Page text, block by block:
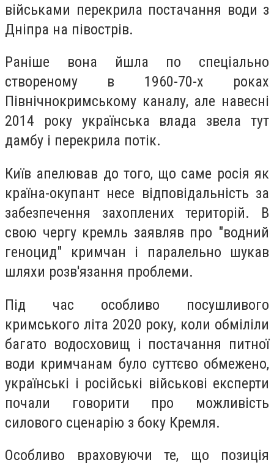
військами перекрила постачання води з
Дніпра на півострів.
Раніше вона йшла по спеціально
створеному в 1960-70-х роках
Північнокримському каналу, але навесні
2014 року українська влада звела тут
дамбу і перекрила потік.
Київ апелював до того, що саме росія як
країна-окупант несе відповідальність за
забезпечення захоплених територій. В
свою чергу кремль заявляв про "водний
геноцид" кримчан і паралельно шукав
шляхи розв'язання проблеми.
Під час особливо посушливого
кримського літа 2020 року, коли обміліли
багато водосховищ і постачання питної
води кримчанам було суттєво обмежено,
українські і російські військові експерти
почали говорити про можливість
силового сценарію з боку Кремля.
Особливо враховуючи те, що позиція